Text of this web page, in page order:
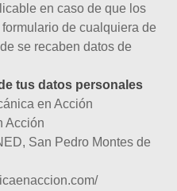
en caso de que los
de cualquiera de
se recaben datos de
tus datos personales
en Acción
Acción
San Pedro Montes de